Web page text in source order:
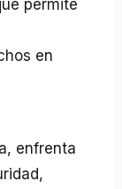
permite
en
enfrenta